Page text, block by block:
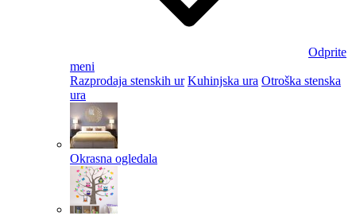
Odprite
meni
Razprodaja stenskih ur Kuhinjska ura Otroška stenska
ura
Okrasna ogledala